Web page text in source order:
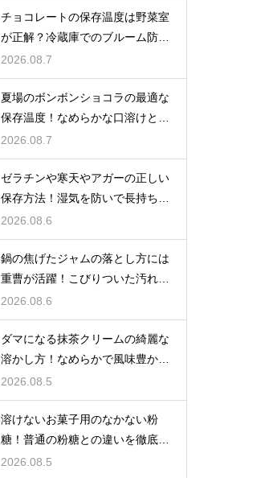
チョコレートの保存温度は野菜室
が正解？冷蔵庫でのブルーム防止
策
2026.08.7
夏場のボンボンショコラの最適な
保存温度！なめらかな口溶けと美
しいツヤを保つための管理方法
2026.08.7
ゼラチンや寒天やアガーの正しい
保存方法！湿気を防いで長持ちさ
せるコツ
2026.08.6
鍋の焦げたジャムの落とし方には
重曹が活躍！こびりついた汚れを
綺麗に落としてピカピカにする技
2026.08.6
ダマになる抹茶クリームの綺麗な
溶かし方！なめらかで風味豊かな
クリームを作る
2026.08.5
溶けないお菓子用のなかない粉
糖！普通の粉糖との違いを徹底解
説
2026.08.5